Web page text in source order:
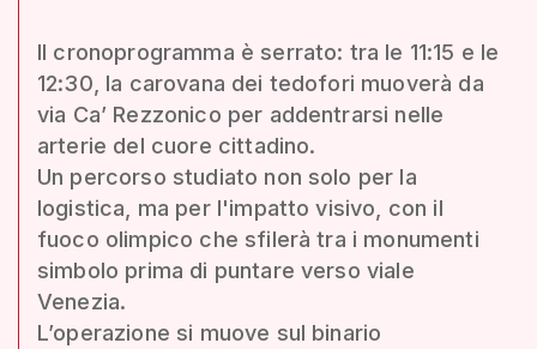
Il cronoprogramma è serrato: tra le 11:15 e le
12:30, la carovana dei tedofori muoverà da
via Ca’ Rezzonico per addentrarsi nelle
arterie del cuore cittadino.
Un percorso studiato non solo per la
logistica, ma per l'impatto visivo, con il
fuoco olimpico che sfilerà tra i monumenti
simbolo prima di puntare verso viale
Venezia.
L’operazione si muove sul binario